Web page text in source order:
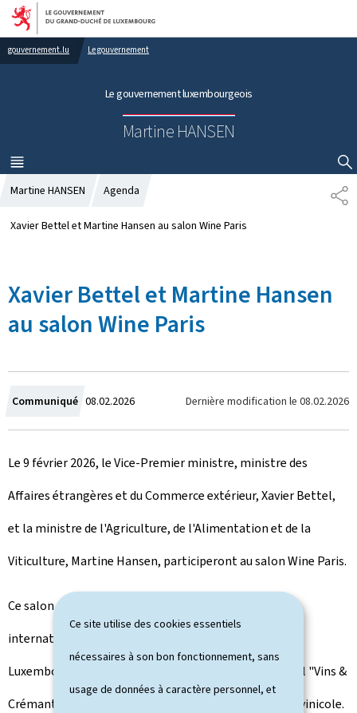
Ce site utilise des cookies essentiels
nécessaires à son bon fonctionnement, sans
usage de données à caractère personnel, et
Aller au menu principal
Aller au contenu
gouvernement.lu Le gouvernement
Le gouvernement luxembourgeois
Martine HANSEN
MENU
PRINCIPAL
AFFICHER / MASQUER LA RECHERCHE
P
A
Martine HANSEN Agenda
Xavier Bettel et Martine Hansen au salon Wine Paris
Xavier Bettel et Martine Hansen
au salon Wine Paris
Communiqué C
r
é
e
l
e
08.02.2026 Dernière modification le 08.02.2026
Le 9 février 2026, le Vice-Premier ministre, ministre des
Affaires étrangères et du Commerce extérieur, Xavier Bettel,
et la ministre de l'Agriculture, de l'Alimentation et de la
Viticulture, Martine Hansen, participeront au salonWine Paris.
Ce salon constitue l'un des principaux rendez-vous
internationaux dédiés aux vins et aux crémants. Le
Luxembourg y sera représenté par un pavillon national "Vins &
Crémants Luxembourg", coordonné par l'Institut viti-vinicole.